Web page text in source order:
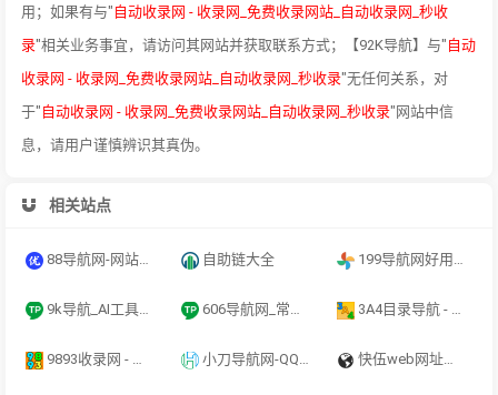
用；如果有与" 自动收录网 - 收录网_免费收录网站_自动收录网_秒收
录"相关业务事宜，请访问其网站并获取联系方式；【92K导航】与" 自动
收录网 - 收录网_免费收录网站_自动收录网_秒收录"无任何关系，对
于" 自动收录网 - 收录网_免费收录网站_自动收录网_秒收录"网站中信
息，请用户谨慎辨识其真伪。
相关站点
88导航网-网站收录-网址收录-网址导航-收录网站-自助广告系统 自助链大全 199导航网好用的综合网址大全
9k导航_AI工具导航_程序员资源大全_硬核科技网址导航 606导航网_常用网址大全_生活服务_让上网更顺溜 3A4目录导航 - 全新架构自动秒收录网址导航，实现自主提交，自动化收录，打造百万网址库
9893收录网 - 全新架构自动秒收录网址导航，实现自主提交，自动化收录，打造百万网址库 小刀导航网-QQ技术导航,学习技术和找AI资源网从小刀导航网开始！ 快伍web网址导航-网站推广-网站目录-seo优化-融兴云机